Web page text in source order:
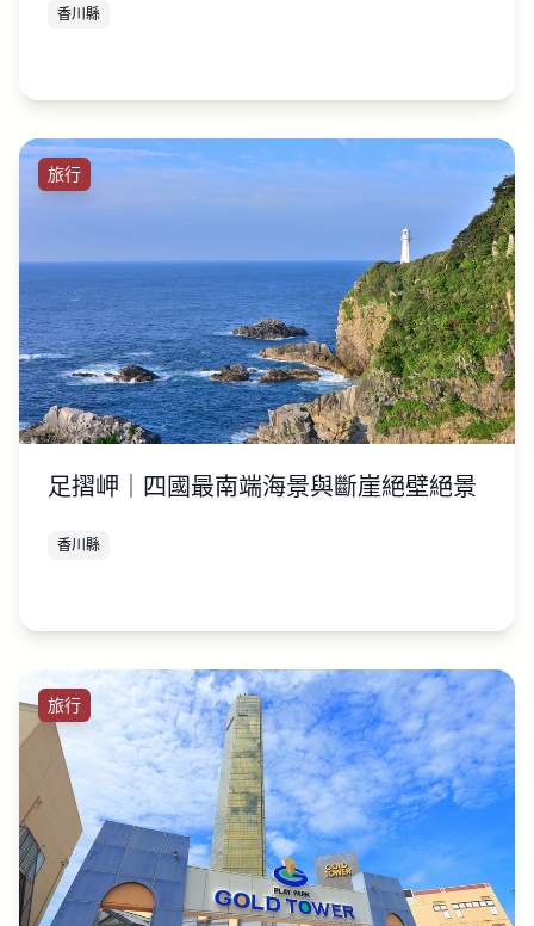
香川縣
旅行
足摺岬｜四國最南端海景與斷崖絕壁絕景
香川縣
旅行